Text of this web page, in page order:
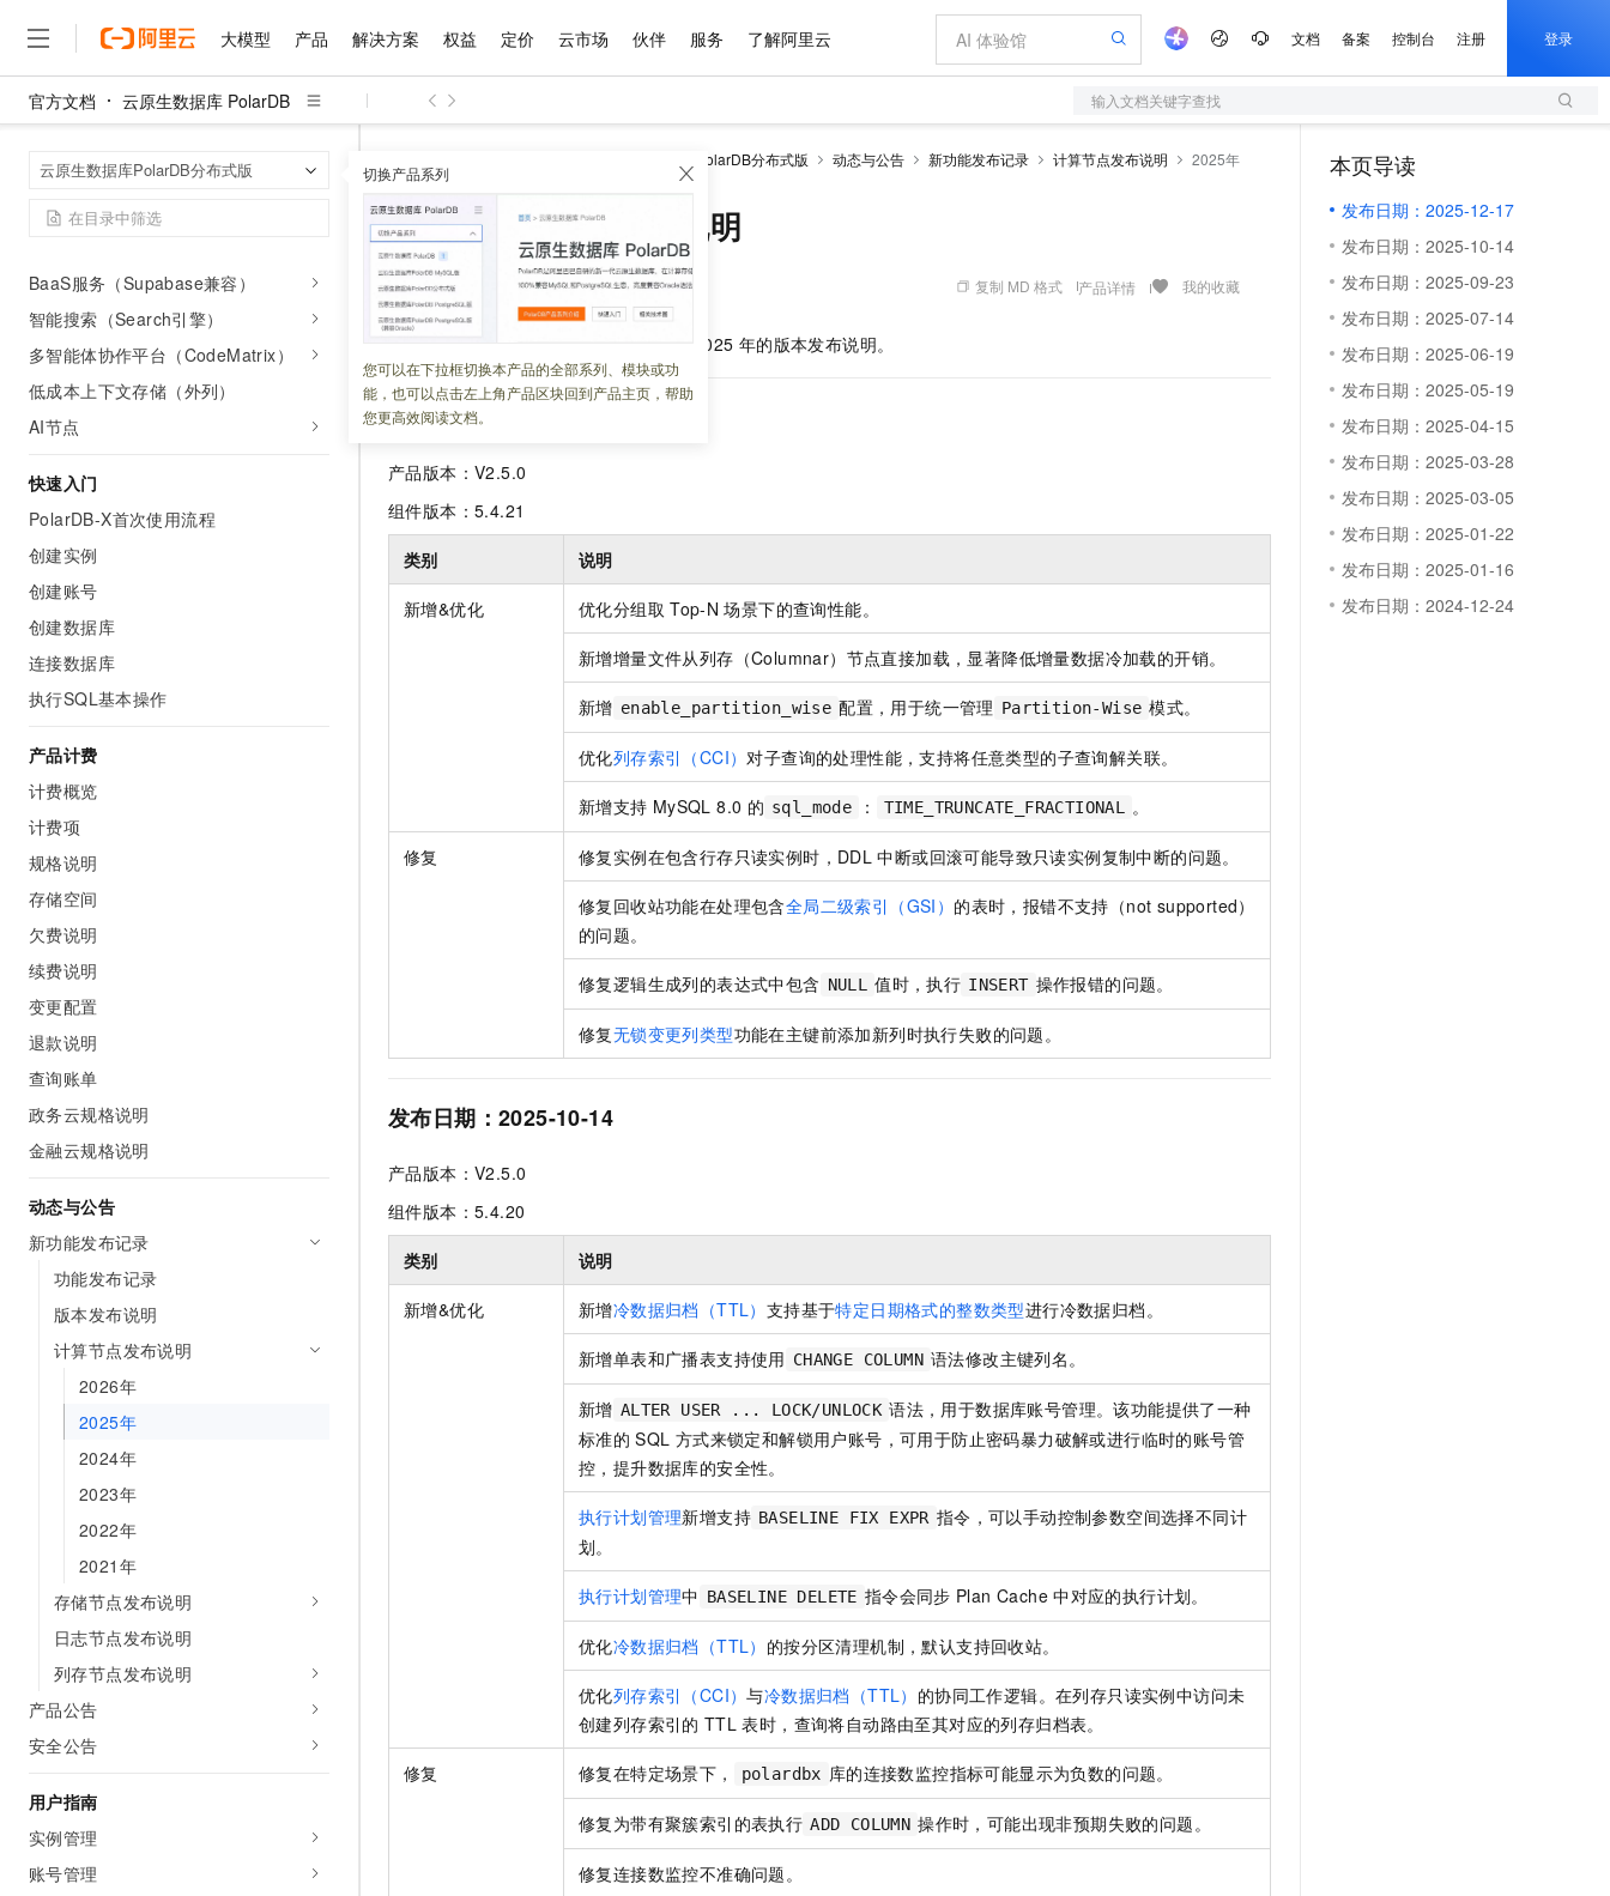
大模型 产品 解决方案 权益 定价 云市场 伙伴 服务 了解阿里云 文档 备案 控制台 注册 登录
官方文档 云原生数据库 PolarDB 输入文档关键字查找
云原生数据库PolarDB分布式版 切换产品系列
您可以在下拉框切换本产品的全部系列、模块或功
能，也可以点击左上角产品区块回到产品主页，帮助
您更高效阅读文档。
PolarDB-X Zero
原生向量索引（Vector）
长记忆服务mem0
BaaS服务（Supabase兼容）
智能搜索（Search引擎）
多智能体协作平台（CodeMatrix）
低成本上下文存储（外列）
AI节点
快速入门
PolarDB-X首次使用流程
创建实例
创建账号
创建数据库
连接数据库
执行SQL基本操作
产品计费
计费概览
计费项
规格说明
存储空间
欠费说明
续费说明
变更配置
退款说明
查询账单
政务云规格说明
金融云规格说明
动态与公告
新功能发布记录
功能发布记录
版本发布说明
计算节点发布说明
2026年
2025年
2024年
2023年
2022年
2021年
存储节点发布说明
日志节点发布说明
列存节点发布说明
产品公告
安全公告
用户指南
实例管理
账号管理
云原生数据库PolarDB分布式版 动态与公告 新功能发布记录 计算节点发布说明 2025年
2025年计算节点发布说明
更新时间： 2026-02-03 06:14:35 复制 MD 格式 产品详情 我的收藏
2025 年的版本发布说明。
发布日期：2025-12-17
产品版本：V2.5.0
组件版本：5.4.21
类别 说明
新增&优化 优化分组取 Top-N 场景下的查询性能。
新增增量文件从列存（Columnar）节点直接加载，显著降低增量数据冷加载的开销。
新增 enable_partition_wise 配置，用于统一管理 Partition-Wise 模式。
优化列存索引（CCI）对子查询的处理性能，支持将任意类型的子查询解关联。
新增支持 MySQL 8.0 的 sql_mode ： TIME_TRUNCATE_FRACTIONAL 。
修复 修复实例在包含行存只读实例时，DDL 中断或回滚可能导致只读实例复制中断的问题。
修复回收站功能在处理包含全局二级索引（GSI） 的表时，报错不支持（not supported）
的问题。
修复逻辑生成列的表达式中包含 NULL 值时，执行 INSERT 操作报错的问题。
修复无锁变更列类型功能在主键前添加新列时执行失败的问题。
发布日期：2025-10-14
产品版本：V2.5.0
组件版本：5.4.20
类别 说明
新增&优化 新增冷数据归档（TTL） 支持基于特定日期格式的整数类型进行冷数据归档。
新增单表和广播表支持使用 CHANGE COLUMN 语法修改主键列名。
新增 ALTER USER ... LOCK/UNLOCK 语法，用于数据库账号管理。该功能提供了一种
标准的 SQL 方式来锁定和解锁用户账号，可用于防止密码暴力破解或进行临时的账号管
控，提升数据库的安全性。
执行计划管理新增支持 BASELINE FIX EXPR 指令，可以手动控制参数空间选择不同计
划。
执行计划管理中 BASELINE DELETE 指令会同步 Plan Cache 中对应的执行计划。
优化冷数据归档（TTL） 的按分区清理机制，默认支持回收站。
优化列存索引（CCI）与冷数据归档（TTL） 的协同工作逻辑。在列存只读实例中访问未
创建列存索引的 TTL 表时，查询将自动路由至其对应的列存归档表。
修复 修复在特定场景下， polardbx 库的连接数监控指标可能显示为负数的问题。
修复为带有聚簇索引的表执行 ADD COLUMN 操作时，可能出现非预期失败的问题。
修复连接数监控不准确问题。
本页导读
发布日期：2025-12-17
发布日期：2025-10-14
发布日期：2025-09-23
发布日期：2025-07-14
发布日期：2025-06-19
发布日期：2025-05-19
发布日期：2025-04-15
发布日期：2025-03-28
发布日期：2025-03-05
发布日期：2025-01-22
发布日期：2025-01-16
发布日期：2024-12-24
大模型
大模型服务平台百炼
大模型
文本生成
Qwen3.8-Max HOT
智能体时代全能旗舰模型
能看、能想、能动手的多模态智能体模型
Qwen3-VL-Plus
Kimi 最新旗舰模型，长程编程与推理利器
语音识别与合成
Qwen3-TTS-Flash
个人版上线、团队版降价；千问3.8-Max首发发尝鲜
Happy 系列大模型
新一代 AI 视频生成模型，深度适配广告营销等场景
AI 应用构建
丰富多元化的应用模版和解决方案
大模型服务平台百炼-智能体
人工智能平台 PAI
AI Native 的算法工程平台，一站式完成建模、训练、推理服务部署
大模型原生应用
Qoder
面向真实软件的智能体编程平台
万有无界
秒悟
云端极速 AI 应用创作平台
快速部署 Dify，高效搭建 AI 应用
依托云原生高可用架构,实现Dify私有化部署
10分钟微调：让0.6B模型媲美235B模型
用1%尺寸在特定领域达到大模型90%以上效果
多模态数据信息提取
产品
精选产品
人工智能与机器学习
计算
容器
网络与CDN
安全
数据库
大数据计算
媒体服务
企业服务与云通信
域名与网站
终端用户计算
开发工具
迁移与运维管理
精选产品
大模型服务平台百炼
大模型服务与应用平台
千问大模型
多元化、高性能、安全可靠的大模型服务
无影云电脑
随时随地安全接入的云上超级电脑
云解析DNS
云原生大数据计算服务 MaxCompute
面向分析的企业级SaaS模式云数据仓库
域名与网站
提供智能易用的域名与建站服务
对象存储 OSS
人工智能平台 PAI 大模型
一站式AI开发、训练和推理服务
Qoder CN
全托管，含MySQL、PostgreSQL、SQL Server、MariaDB多引擎
轻量应用服务器
数字证书管理服务（原SSL证书）
实现全站HTTPS，呈现可信的WEB访问
短信服务
大数据开发治理平台 DataWorks
解决方案
精选解决方案
AI
互联网应用开发
大数据
安全
网络
可观测
上云与迁云
企业出海
政企业务
精选解决方案
睿译宝，AI翻译排版一步到位
上传文档即自动完成翻译和格式还原
GLM-5.2：长任务时代开源旗舰模型
真正可用的 1M 上下文,一次完成代码全链路开发
Hermes Agent，打造自进化智能体
自主进化，持久记忆，越用越聪明
快速拥有专属 OpenClaw
即刻拥有 DeepSeek-V4-Pro
轻松解锁专属 DeepSeek-V4-Pro
5 分钟轻松部署专属 QwenPaw
Claude Code + GStack 打造工程团队
一键购买专属联机服务器，轻松开启游戏
Agency Agents：拥有专属领域专家
HappyHorse 打造一站式影视创作平台
漫剧工坊：一站式动画创作平台
快速生产连贯的高质量长漫剧
10 分钟搭建微信、支付宝小程序
高效部署网站，快速应用到小程序
权益 普惠上云
普惠上云 官方力荐
云服务器38元/年起，超值低价云产品抢先购
官方推荐返现计划
推荐新用户得奖励，单订单最高返9万
云工开物
高校专属算力普惠，学生认证享300元代金券
免费试用
解决方案免费试用 新老同享
最高领取价值200元试用点，立即开启云上创新
AI 产品 免费试用
1亿+ 大模型 tokens 和 30+ 款产品免费体验
助力企业全员 AI 认知与能力提升
AI 特惠
智启 AI 普惠权益
至高享 1亿+免费 tokens，加速 Al 应用落地
阿里云 OPC 创新助力计划
至高百万元 Token 补贴，加速一人公司成长
Token Plan 模型订阅计划
Qwen3.8-Max 首发尝鲜，限时加量 10 倍，夜间低至2折
千问办公，限时限量积分加倍
夜间 5 折，Qwen/Meoo/TokenPlan 客户专享
AI 场景体验
从图文生成到视频创作，一键激活电商全链路生产力
AI智能应用，一键激活高效办公新体验
智能客服
自动承接线索、识别商机，让客服更高效、服务更出色。
AI 活动
AI 生产力先锋
先锋实践拓展 AI 生产力的边界
飞天发布时刻
所见，即是所愿
AI 实训营
从基础到进阶，Agent 创客手把手教你
创新加速
覆盖90%+业务场景，专享组合折扣价
精选AI产品，从模型到应用全链提效
定价 产品定价
了解云产品的定价详情
云上成本管理
管理和优化成本
价格计算器
自助选配和估算价格
价格优势
推动算力普惠，释放技术红利
配置报价器
一站式生成采购清单，支持单品或批量购买
阿里云 OPC 创新助力计划
Token 补贴，五大权
益加速 OPC 成功
云市场 精选商城
网站建设
多端小程序
Salesforce 国际版订阅
友盟天域
观测云
Tuya 物联网平台阿里云版
电子合同
畅捷通
Tableau 订阅
AI空中课堂在线直播课堂（旗舰版）
数据与 API
数据集
手机三要素
身份实名认证
短信
OCR 文字识别
发票查验
ERP
CRM
财税管理
400电话
广告营销
基础软件
Ubuntu
建站小程序
模板建站
定制建站
模板小程序
定制小程序
APP 开发
专业服务
公司注册
上云迁移
代维服务
SSL 证书
堡垒机
伙伴 成为销售伙伴
分销伙伴
咨询伙伴
销售伙伴合作计划
Salesforce On Alibaba Cloud
Consulting Partner 合作计划
成为产品伙伴
产品生态集成认证中心
产品生态伙伴
产品生态伙伴工作台
产品伙伴合作计划
服务生态伙伴
服务伙伴合作计划
Al MaaS 服务伙伴赋能合作
伙伴信用分合作计划
更多支持
合作伙伴培训与认证
查询合作伙伴
登录合作伙伴管理后台
服务 售前咨询
在线服务
售后服务
自助服务
工单服务
短信专区
企业增值服务
企业支持计划
专家技术服务
企业增值服务台
企业成长
服务实践
阿里云认证 开发者社区
镜像站
我要反馈
我要建议
我要投诉
了解阿里云 为什么选择阿里云
什么是云计算
技术领先
稳定可靠
安全合规
分析师报告
研究报告与白皮书
天池大赛
AI 算法大赛
云开发大赛
入门学习赛
最佳实践
云上春晚
云上奥运之旅
云栖战略参考
云上的中国
看见新力量
金融模力时刻
市场活动
科研合作
加入我们
校园招聘